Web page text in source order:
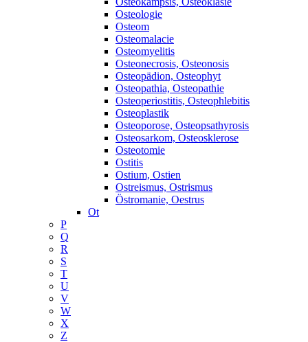
Osteologie
Osteom
Osteomalacie
Osteomyelitis
Osteonecrosis, Osteonosis
Osteopädion, Osteophyt
Osteopathia, Osteopathie
Osteoperiostitis, Osteophlebitis
Osteoplastik
Osteoporose, Osteopsathyrosis
Osteosarkom, Osteosklerose
Osteotomie
Ostitis
Ostium, Ostien
Ostreismus, Ostrismus
Östromanie, Oestrus
Ot
P
Q
R
S
T
U
V
W
X
Z